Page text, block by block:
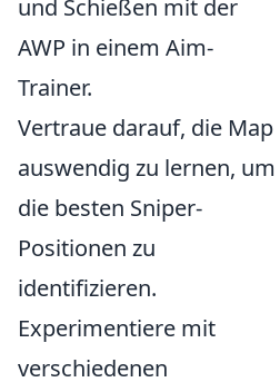
und Schießen mit der
AWP in einem Aim-
Trainer.
Vertraue darauf, die Map
auswendig zu lernen, um
die besten Sniper-
Positionen zu
identifizieren.
Experimentiere mit
verschiedenen